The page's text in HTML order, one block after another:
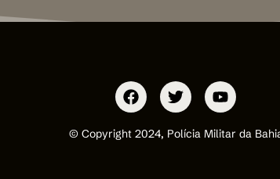
© Copyright 2024, Polícia Militar da